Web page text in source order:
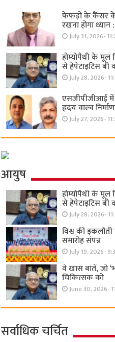
फेफड़ों के कैंसर के
रखना होगा ध्यान
July 31, 2026-
होम्योपैथी के मूल
से हेपेटाइटिस
July 28, 2026-
एसजीपीजीआई
हृदय वाल्व
July 27, 2026-
आयुष
होम्योपैथी के मूल
से हेपेटाइटिस
July 28, 2026-
विश्व की इकलौती
समारोह संपन्न
July 19, 2026-
वे खास बातें, जो
चिकित्सक को
June 30, 2026-
सर्वाधिक चर्चित